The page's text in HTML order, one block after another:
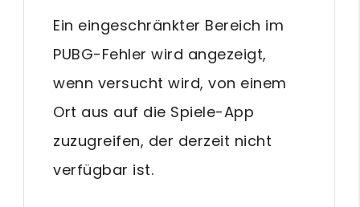
Ein eingeschränkter Bereich im
PUBG-Fehler wird angezeigt,
wenn versucht wird, von einem
Ort aus auf die Spiele-App
zuzugreifen, der derzeit nicht
verfügbar ist.